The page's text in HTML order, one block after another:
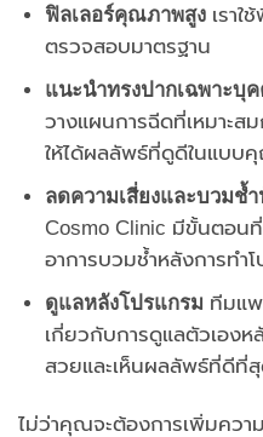
ฟิลเลอร์คุณภาพสูงเราใ
ตรวจสอบมาตรฐาน
แนะนำทรงปากเฉพาะบุ
วางแผนการฉีดที่เหมาะส
ให้ได้ผลลัพธ์ที่ดูดีในแบบ
ลดความเสี่ยงและบวมช้
Cosmo Clinic มีขั้นตอน
อาการบวมช้ำหลังการทำ
ดูแลหลังโปรแกรม ทีมแพ
เกี่ยวกับการดูแลตัวเองห
สวยและเห็นผลลัพธ์ที่ดีที่
ไม่ว่าคุณจะต้องการเพิ่มควา